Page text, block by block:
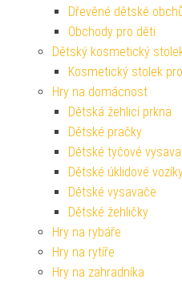
Dřevěné dětské
Obchody pro děti
Dětský kosmetický
Kosmetický stolek
Hry na domácnost
Dětská žehlicí prkna
Dětské pračky
Dětské tyčové
Dětské úklidové
Dětské vysavače
Dětské žehličky
Hry na rybáře
Hry na rytíře
Hry na zahradníka